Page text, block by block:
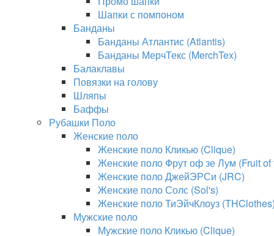
Шапки с помпоном
Банданы
Банданы Атлантис (Atlantis)
Банданы МерчТекс (MerchTex)
Балаклавы
Повязки на голову
Шляпы
Баффы
Рубашки Поло
Женские поло
Женские поло Кликью (Clique)
Женские поло Фрут оф зе Лум (Fruit of
Женские поло ДжейЭРСи (JRC)
Женские поло Солс (Sol's)
Женские поло ТиЭйчКлоуз
Мужские поло
Мужские поло Кликью (Clique)